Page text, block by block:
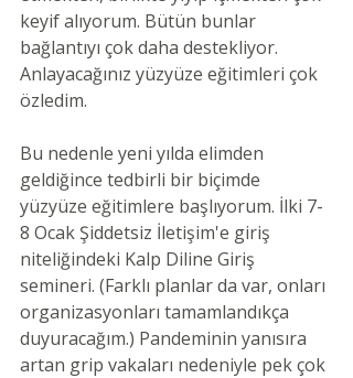
keyif alıyorum. Bütün bunlar
bağlantıyı çok daha destekliyor.
Anlayacağınız yüzyüze eğitimleri çok
özledim.
Bu nedenle yeni yılda elimden
geldiğince tedbirli bir biçimde
yüzyüze eğitimlere başlıyorum. İlki 7-
8 Ocak Şiddetsiz İletişim'e giriş
niteliğindeki Kalp Diline Giriş
semineri. (Farklı planlar da var, onları
organizasyonları tamamlandıkça
duyuracağım.) Pandeminin yanısıra
artan grip vakaları nedeniyle pek çok